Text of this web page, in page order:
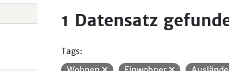
1 Datensatz
Tags: